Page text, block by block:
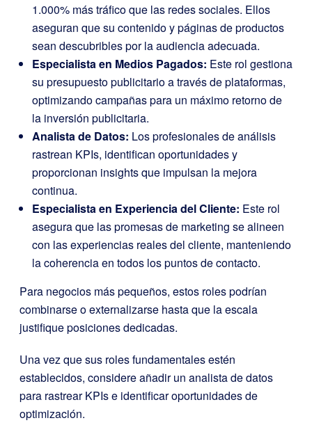
1.000% más tráfico que las redes sociales. Ellos
aseguran que su contenido y páginas de productos
sean descubribles por la audiencia adecuada.
Especialista en Medios Pagados: Este rol gestiona
su presupuesto publicitario a través de plataformas,
optimizando campañas para un máximo retorno de
la inversión publicitaria.
Analista de Datos: Los profesionales de análisis
rastrean KPIs, identifican oportunidades y
proporcionan insights que impulsan la mejora
continua.
Especialista en Experiencia del Cliente: Este rol
asegura que las promesas de marketing se alineen
con las experiencias reales del cliente, manteniendo
la coherencia en todos los puntos de contacto.
Para negocios más pequeños, estos roles podrían
combinarse o externalizarse hasta que la escala
justifique posiciones dedicadas.
Una vez que sus roles fundamentales estén
establecidos, considere añadir un analista de datos
para rastrear KPIs e identificar oportunidades de
optimización.